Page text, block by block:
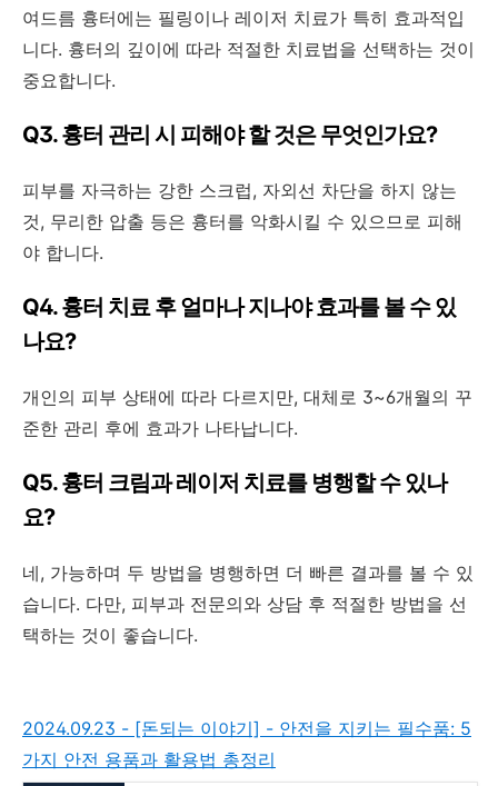
여드름 흉터에는 필링이나 레이저 치료가 특히 효과적입
니다. 흉터의 깊이에 따라 적절한 치료법을 선택하는 것이
중요합니다.
Q3. 흉터 관리 시 피해야 할 것은 무엇인가요?
피부를 자극하는 강한 스크럽, 자외선 차단을 하지 않는
것, 무리한 압출 등은 흉터를 악화시킬 수 있으므로 피해
야 합니다.
Q4. 흉터 치료 후 얼마나 지나야 효과를 볼 수 있
나요?
개인의 피부 상태에 따라 다르지만, 대체로 3~6개월의 꾸
준한 관리 후에 효과가 나타납니다.
Q5. 흉터 크림과 레이저 치료를 병행할 수 있나
요?
네, 가능하며 두 방법을 병행하면 더 빠른 결과를 볼 수 있
습니다. 다만, 피부과 전문의와 상담 후 적절한 방법을 선
택하는 것이 좋습니다.
2024.09.23 - [돈되는 이야기] - 안전을 지키는 필수품: 5
가지 안전 용품과 활용법 총정리